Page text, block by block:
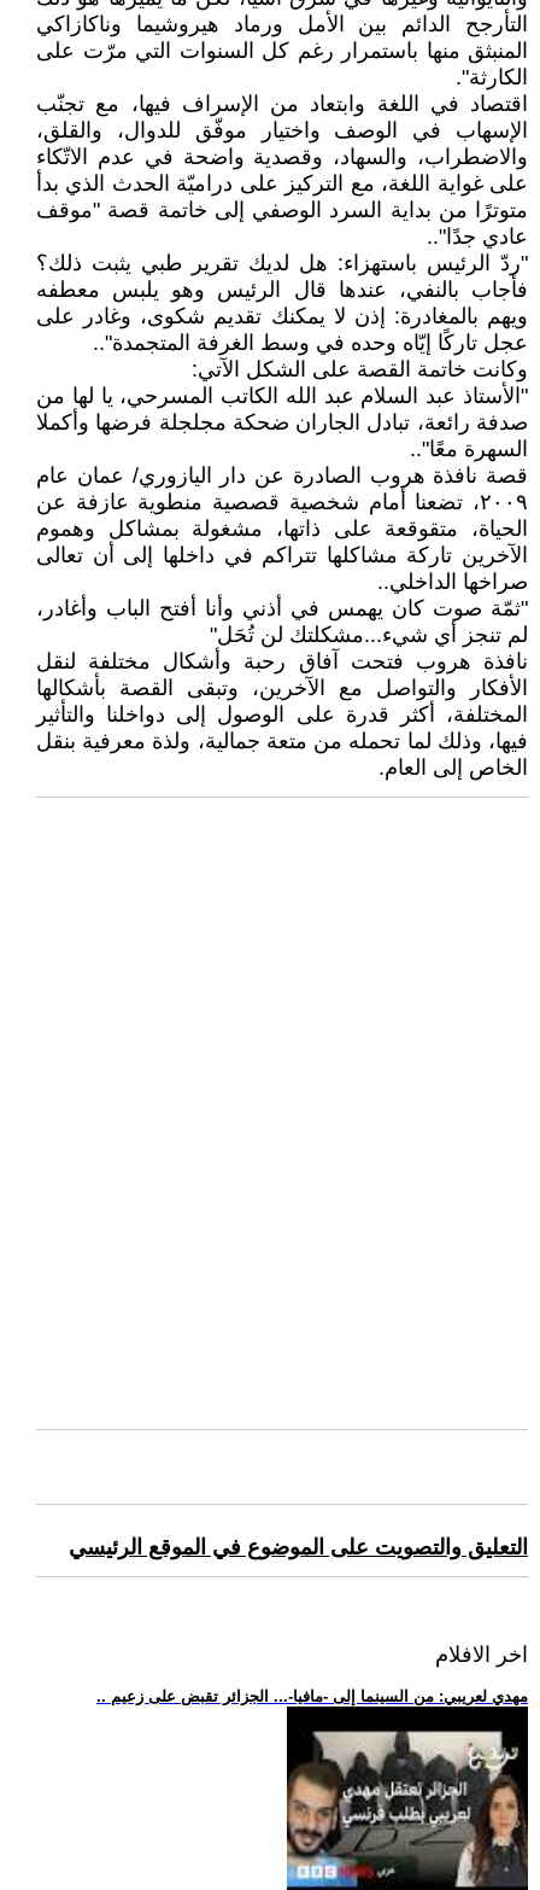
التأرجح الدائم بين الأمل ورماد هيروشيما وناكازاكي
المنبثق منها باستمرار رغم كل السنوات التي مرّت على
الكارثة".
اقتصاد في اللغة وابتعاد من الإسراف فيها، مع تجنّب
الإسهاب في الوصف واختيار موفّق للدوال، والقلق،
والاضطراب، والسهاد، وقصدية واضحة في عدم الاتّكاء
على غواية اللغة، مع التركيز على دراميّة الحدث الذي بدأ
متوترًا من بداية السرد الوصفي إلى خاتمة قصة "موقف
عادي جدًا"..
"ردّ الرئيس باستهزاء: هل لديك تقرير طبي يثبت ذلك؟
فأجاب بالنفي، عندها قال الرئيس وهو يلبس معطفه
ويهم بالمغادرة: إذن لا يمكنك تقديم شكوى، وغادر على
عجل تاركًا إيّاه وحده في وسط الغرفة المتجمدة"..
وكانت خاتمة القصة على الشكل الآتي:
"الأستاذ عبد السلام عبد الله الكاتب المسرحي، يا لها من
صدفة رائعة، تبادل الجاران ضحكة مجلجلة فرضها وأكملا
السهرة معًا"..
قصة نافذة هروب الصادرة عن دار اليازوري/ عمان عام
٢٠٠٩، تضعنا أمام شخصية قصصية منطوية عازفة عن
الحياة، متقوقعة على ذاتها، مشغولة بمشاكل وهموم
الآخرين تاركة مشاكلها تتراكم في داخلها إلى أن تعالى
صراخها الداخلي..
"ثمّة صوت كان يهمس في أذني وأنا أفتح الباب وأغادر،
لم تنجز أي شيء...مشكلتك لن تُحَل"
نافذة هروب فتحت آفاق رحبة وأشكال مختلفة لنقل
الأفكار والتواصل مع الآخرين، وتبقى القصة بأشكالها
المختلفة، أكثر قدرة على الوصول إلى دواخلنا والتأثير
فيها، وذلك لما تحمله من متعة جمالية، ولذة معرفية بنقل
الخاص إلى العام.
التعليق والتصويت على الموضوع في الموقع الرئيسي
اخر الافلام
.. مهدي لعريبي: من السينما إلى -مافيا-... الجزائر تقبض على زعيم